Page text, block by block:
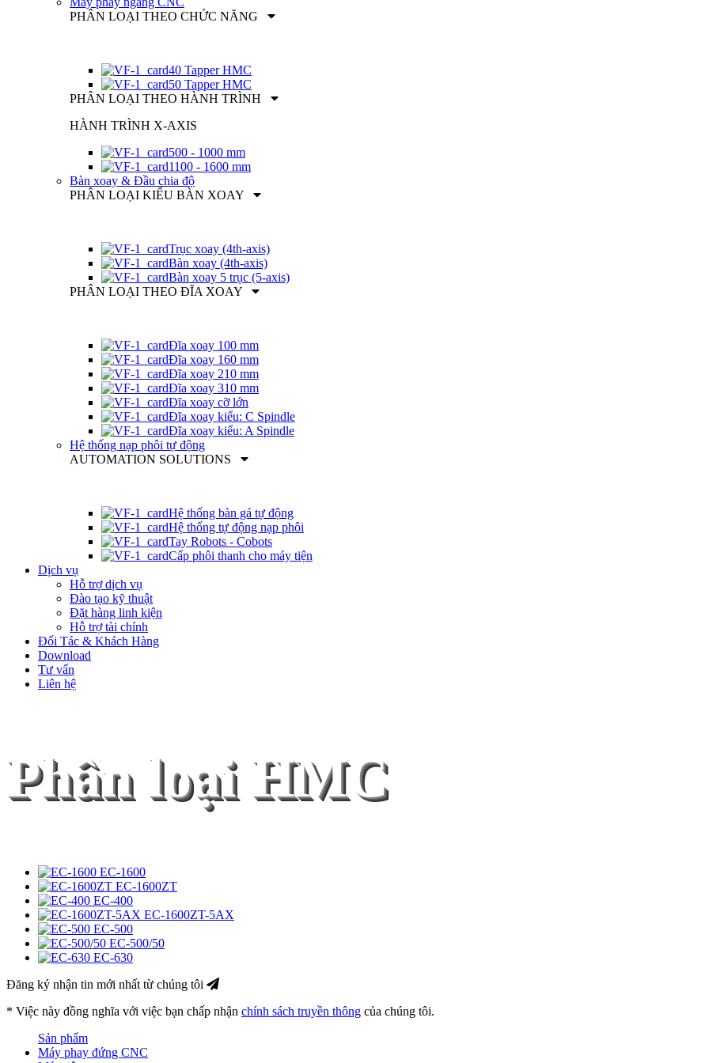
PHÂN LOẠI THEO CHỨC NĂNG
40 Tapper HMC
50 Tapper HMC
PHÂN LOẠI THEO HÀNH TRÌNH
HÀNH TRÌNH X-AXIS
500 - 1000 mm
1100 - 1600 mm
Bàn xoay & Đầu chia độ
PHÂN LOẠI KIỂU BÀN XOAY
Trục xoay (4th-axis)
Bàn xoay (4th-axis)
Bàn xoay 5 trục (5-axis)
PHÂN LOẠI THEO ĐĨA XOAY
Đĩa xoay 100 mm
Đĩa xoay 160 mm
Đĩa xoay 210 mm
Đĩa xoay 310 mm
Đĩa xoay cỡ lớn
Đĩa xoay kiểu: C Spindle
Đĩa xoay kiểu: A Spindle
Hệ thống nạp phôi tự động
AUTOMATION SOLUTIONS
Hệ thống bàn gá tự động
Hệ thống tự động nạp phôi
Tay Robots - Cobots
Cấp phôi thanh cho máy tiện
Dịch vụ
Hỗ trợ dịch vụ
Đào tạo kỹ thuật
Đặt hàng linh kiện
Hỗ trợ tài chính
Đối Tác & Khách Hàng
Download
Tư vấn
Liên hệ
Phân loại HMC
EC-1600
EC-1600ZT
EC-400
EC-1600ZT-5AX
EC-500
EC-500/50
EC-630
Đăng ký nhận tin mới nhất từ chúng tôi
* Việc này đồng nghĩa với việc bạn chấp nhận chính sách truyền thông của chúng tôi.
Sản phẩm
Máy phay đứng CNC